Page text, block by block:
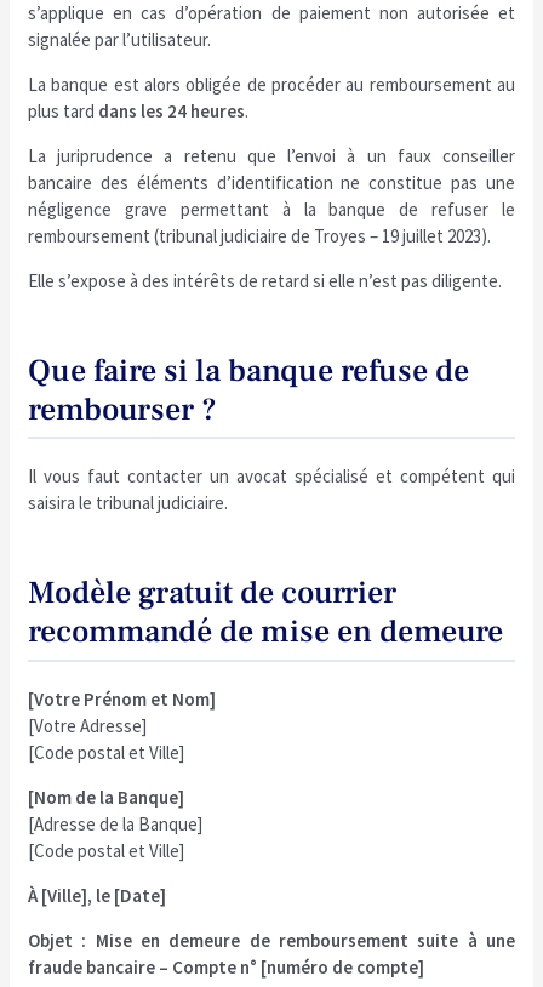
s’applique en cas d’opération de paiement non autorisée et
signalée par l’utilisateur.
La banque est alors obligée de procéder au remboursement au
plus tard dans les 24 heures.
La juriprudence a retenu que l’envoi à un faux conseiller
bancaire des éléments d’identification ne constitue pas une
négligence grave permettant à la banque de refuser le
remboursement (tribunal judiciaire de Troyes – 19 juillet 2023).
Elle s’expose à des intérêts de retard si elle n’est pas diligente.
Que faire si la banque refuse de
rembourser ?
Il vous faut contacter un avocat spécialisé et compétent qui
saisira le tribunal judiciaire.
Modèle gratuit de courrier
recommandé de mise en demeure
[Votre Prénom et Nom]
[Votre Adresse]
[Code postal et Ville]
[Nom de la Banque]
[Adresse de la Banque]
[Code postal et Ville]
À [Ville], le [Date]
Objet : Mise en demeure de remboursement suite à une
fraude bancaire – Compte n° [numéro de compte]